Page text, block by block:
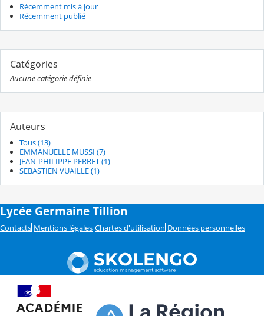
Récemment mis à jour
Récemment publié
Catégories
Aucune catégorie définie
Auteurs
Tous (13)
EMMANUELLE MUSSI (7)
JEAN-PHILIPPE PERRET (1)
SEBASTIEN VUAILLE (1)
Lycée Germaine Tillion
Contacts Mentions légales Chartes d'utilisation Données personnelles